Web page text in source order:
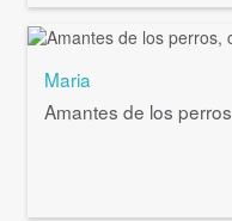
Maria
Amantes de los perros